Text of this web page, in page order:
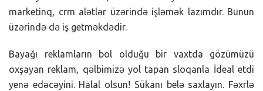
marketinq, crm alətlər üzərində işləmək lazımdır. Bunun
üzərində də iş getməkdədir.
Bayağı reklamların bol olduğu bir vaxtda gözümüzü
oxşayan reklam, qəlbimizə yol tapan sloqanla İdeal etdi
yenə edəcəyini. Halal olsun! Sükanı belə saxlayın. Fəxrlə